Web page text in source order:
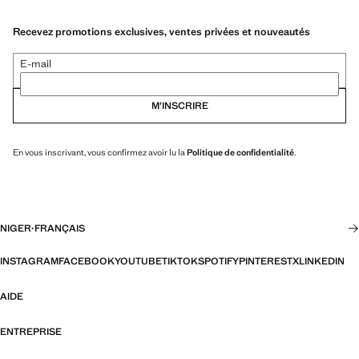
Recevez promotions exclusives, ventes privées et nouveautés
E-mail
M’INSCRIRE
En vous inscrivant, vous confirmez avoir lu la Politique de confidentialité.
NIGER·FRANÇAIS
INSTAGRAMFACEBOOKYOUTUBETIKTOKSPOTIFYPINTERESTXLINKEDIN
AIDE
ENTREPRISE